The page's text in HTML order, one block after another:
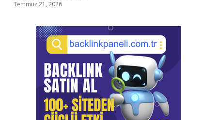
Temmuz 21, 2026